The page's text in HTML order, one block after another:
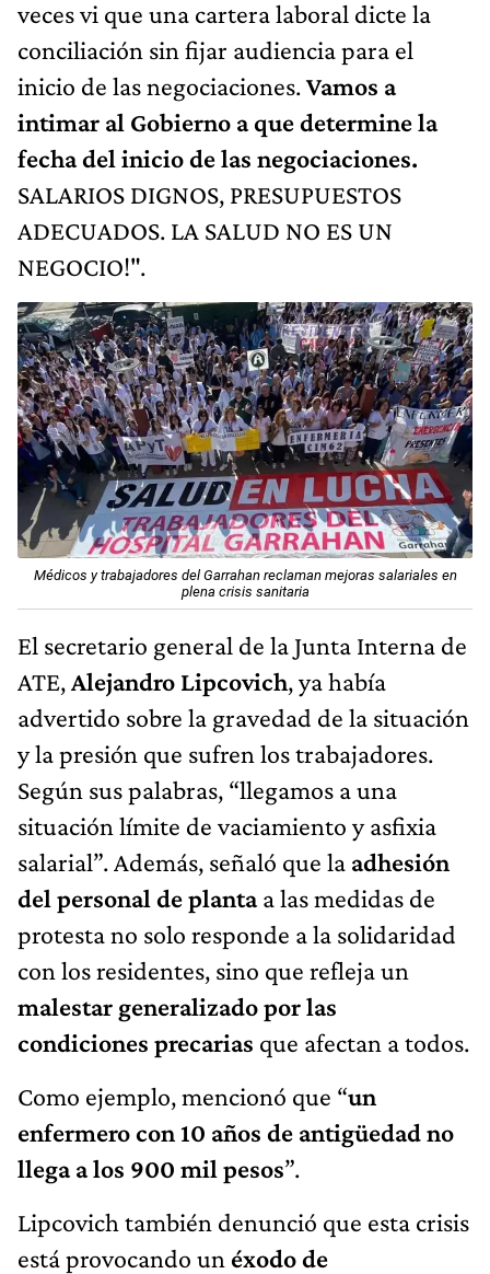
veces vi que una cartera laboral dicte la
conciliación sin fijar audiencia para el
inicio de las negociaciones.Vamos a
intimar al Gobierno a que determine la
fecha del inicio de las negociaciones.
SALARIOS DIGNOS, PRESUPUESTOS
ADECUADOS. LA SALUD NO ES UN
NEGOCIO!".
Médicos y trabajadores del Garrahan reclaman mejoras salariales en
plena crisis sanitaria
El secretario general de la Junta Interna de
ATE,Alejandro Lipcovich, ya había
advertido sobre la gravedad de la situación
y la presión que sufren los trabajadores.
Según sus palabras, “llegamos a una
situación límite de vaciamiento y asfixia
salarial”. Además, señaló que la adhesión
del personal de plantaa las medidas de
protesta no solo responde a la solidaridad
con los residentes, sino que refleja un
malestar generalizado por las
condiciones precarias que afectan a todos.
Como ejemplo, mencionó que “un
enfermero con 10 años de antigüedad no
llega a los 900 mil pesos”.
Lipcovich también denunció que esta crisis
está provocando un éxodo de